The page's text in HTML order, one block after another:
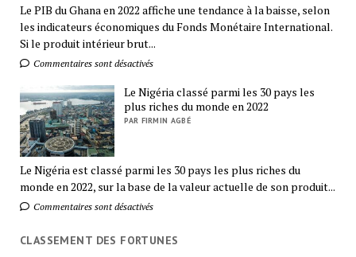
Le PIB du Ghana en 2022 affiche une tendance à la baisse, selon
les indicateurs économiques du Fonds Monétaire International.
Si le produit intérieur brut...
Commentaires sont désactivés
Le Nigéria classé parmi les 30 pays les
plus riches du monde en 2022
PAR FIRMIN AGBÉ
Le Nigéria est classé parmi les 30 pays les plus riches du
monde en 2022, sur la base de la valeur actuelle de son produit...
Commentaires sont désactivés
CLASSEMENT DES FORTUNES